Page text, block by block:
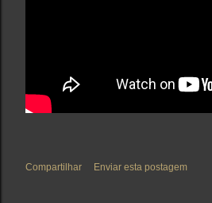
Compartilhar Enviar esta postagem